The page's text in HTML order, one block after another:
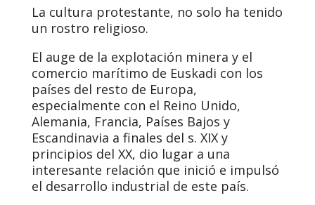
La cultura protestante, no solo ha tenido
un rostro religioso.
El auge de la explotación minera y el
comercio marítimo de Euskadi con los
países del resto de Europa,
especialmente con el Reino Unido,
Alemania, Francia, Países Bajos y
Escandinavia a finales del s. XIX y
principios del XX, dio lugar a una
interesante relación que inició e impulsó
el desarrollo industrial de este país.